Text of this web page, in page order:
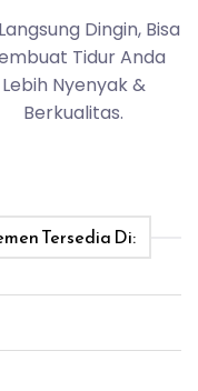
Dingin, Bisa
Tidur Anda
Lebih Nyenyak &
Berkualitas.
Tersedia Di: